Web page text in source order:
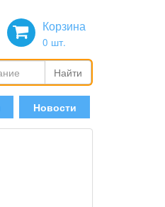
Корзина
0 шт.
Найти
Новости